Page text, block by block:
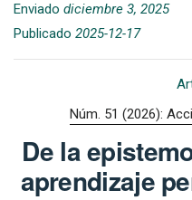
Enviado diciembre 3, 2025
Publicado 2025-12-17
Núm. 51 (2026):
De la
aprendizaje